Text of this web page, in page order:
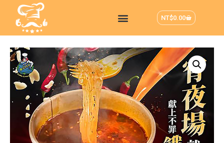
NT$0.00